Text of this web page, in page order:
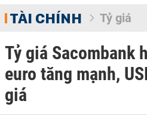
TÀI CHÍNH Tỷ giá
Tỷ giá Sacombank
euro tăng mạnh,
giá